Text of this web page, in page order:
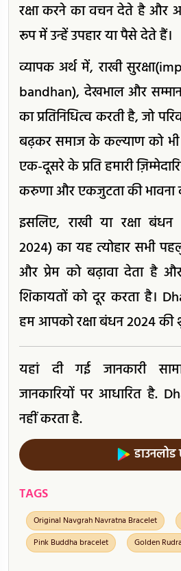
रक्षा करने का वचन देते है और
रूप में उन्हें उपहार या पैसे देते हैं।
व्यापक अर्थ में, राखी
bandhan), देखभाल और
का प्रतिनिधित्व करती है, जो
बढ़कर समाज के कल्याण को भी
एक-दूसरे के प्रति हमारी
करुणा और एकजुटता की भावना
इसलिए, राखी या रक्षा बंधन
2024) का यह त्योहार सभी
और प्रेम को बढ़ावा देता है
शिकायतों को दूर करता है।
हम आपको रक्षा बंधन 2024 की
यहां दी गई जानकारी
जानकारियों पर आधारित है.
नहीं करता है.
डाउनलोड
TAGS
Original Navgrah Navratna Bracelet
Pink Buddha bracelet
Golden